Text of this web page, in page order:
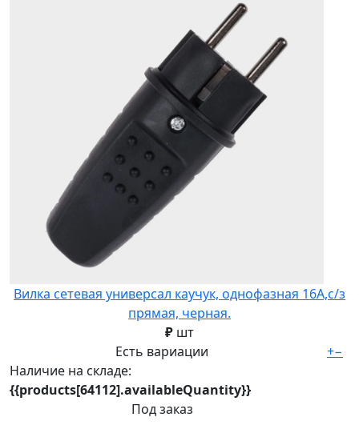
Вилка сетевая универсал каучук, однофазная 16А,с/з
прямая, черная.
₽ шт
Есть вариации
Наличие на складе:
{{products[64112].availableQuantity}}
Под заказ
+−